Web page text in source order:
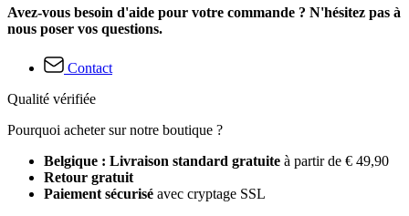
Avez-vous besoin d'aide pour votre commande ? N'hésitez pas à
nous poser vos questions.
Contact
Qualité vérifiée
Pourquoi acheter sur notre boutique ?
Belgique : Livraison standard gratuite à partir de € 49,90
Retour gratuit
Paiement sécurisé avec cryptage SSL